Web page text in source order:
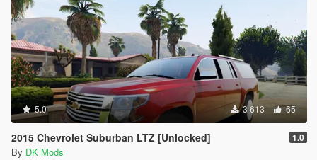
5.0 3 613 65
2015 Chevrolet Suburban LTZ [Unlocked] 1.0
By DK Mods